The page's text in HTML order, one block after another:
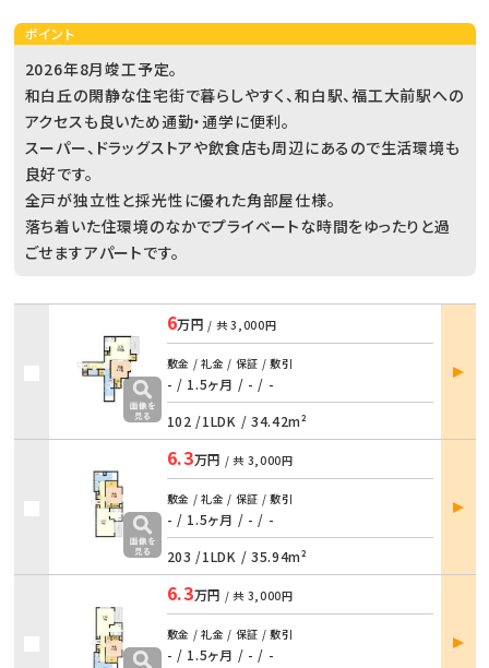
ポイント
2026年8月竣工予定。
和白丘の閑静な住宅街で暮らしやすく、和白駅、福工大前駅への
アクセスも良いため通勤・通学に便利。
スーパー、ドラッグストアや飲食店も周辺にあるので生活環境も
良好です。
全戸が独立性と採光性に優れた角部屋仕様。
落ち着いた住環境のなかでプライベートな時間をゆったりと過
ごせますアパートです。
6万円 / 共3,000円
敷金 / 礼金 / 保証 / 敷引
- / 1.5ヶ月 / - / -
102 /1LDK / 34.42m²
部屋
詳細
6.3万円 / 共 3,000円
敷金 / 礼金 / 保証 / 敷引
- / 1.5ヶ月 / - / -
203 /1LDK / 35.94m²
部屋
詳細
6.3万円 / 共 3,000円
敷金 / 礼金 / 保証 / 敷引
- / 1.5ヶ月 / - / -
部屋
詳細